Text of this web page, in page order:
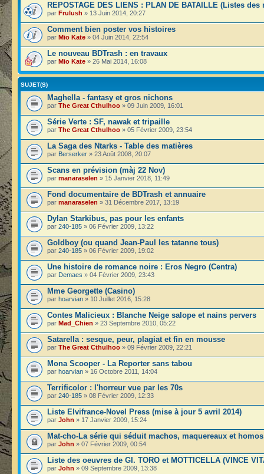
REPOSTAGE DES LIENS : PLAN DE BATAILLE (Listes des
par Frulush » 13 Juin 2014, 20:27
Comment bien poster vos histoires
par Mio Kate » 04 Juin 2014, 22:54
Le nouveau BDTrash : en travaux
par Mio Kate » 26 Mai 2014, 16:08
SUJET(S)
Maghella - fantasy et gros nichons
par The Great Cthulhoo » 09 Juin 2009, 16:01
Série Verte : SF, nawak et tripaille
par The Great Cthulhoo » 05 Février 2009, 23:54
La Saga des Ntarks - Table des matières
par Berserker » 23 Août 2008, 20:07
Scans en prévision (màj 22 Nov)
par manaraselen » 15 Janvier 2018, 11:49
Fond documentaire de BDTrash et annuaire
par manaraselen » 31 Décembre 2017, 13:19
Dylan Starkibus, pas pour les enfants
par 240-185 » 06 Février 2009, 13:22
Goldboy (ou quand Jean-Paul les tatanne tous)
par 240-185 » 06 Février 2009, 19:02
Une histoire de romance noire : Eros Negro (Centra)
par Demaes » 04 Février 2009, 23:43
Mme Georgette (Casino)
par hoarvian » 10 Juillet 2016, 15:28
Contes Malicieux : Blanche Neige salope et nains pervers
par Mad_Chien » 23 Septembre 2010, 05:22
Satarella : sesque, peur, plagiat et fin en mousse
par The Great Cthulhoo » 09 Février 2009, 22:21
Mona Scooper - La Reporter sans tabou
par hoarvian » 16 Octobre 2011, 14:04
Terrificolor : l'horreur vue par les 70s
par 240-185 » 08 Février 2009, 12:33
Liste Elvifrance-Novel Press (mise à jour 5 avril 2014)
par John » 17 Janvier 2009, 15:24
Mat-cho-La série qui séduit machos, maquereaux et
par John » 07 Février 2009, 00:54
Liste des oeuvres de GI. TORO et MOTTICELLA (VINCE
par John » 09 Septembre 2009, 13:38